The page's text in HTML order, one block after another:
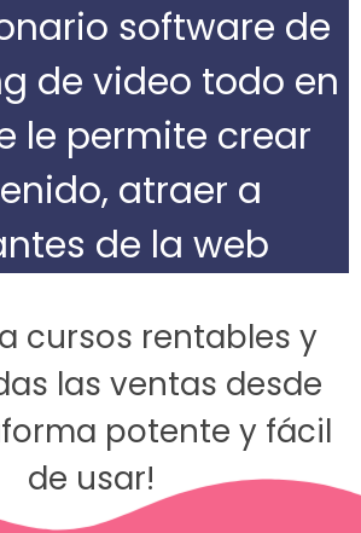
software de
de video todo en
le permite crear
atraer a
de la web
cursos rentables y
las ventas desde
potente y fácil
de usar!